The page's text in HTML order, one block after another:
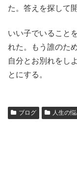
た。答えを探して
いい子でいること
れた。もう誰のた
自分とお別れをし
とにする。
ブログ 人生の